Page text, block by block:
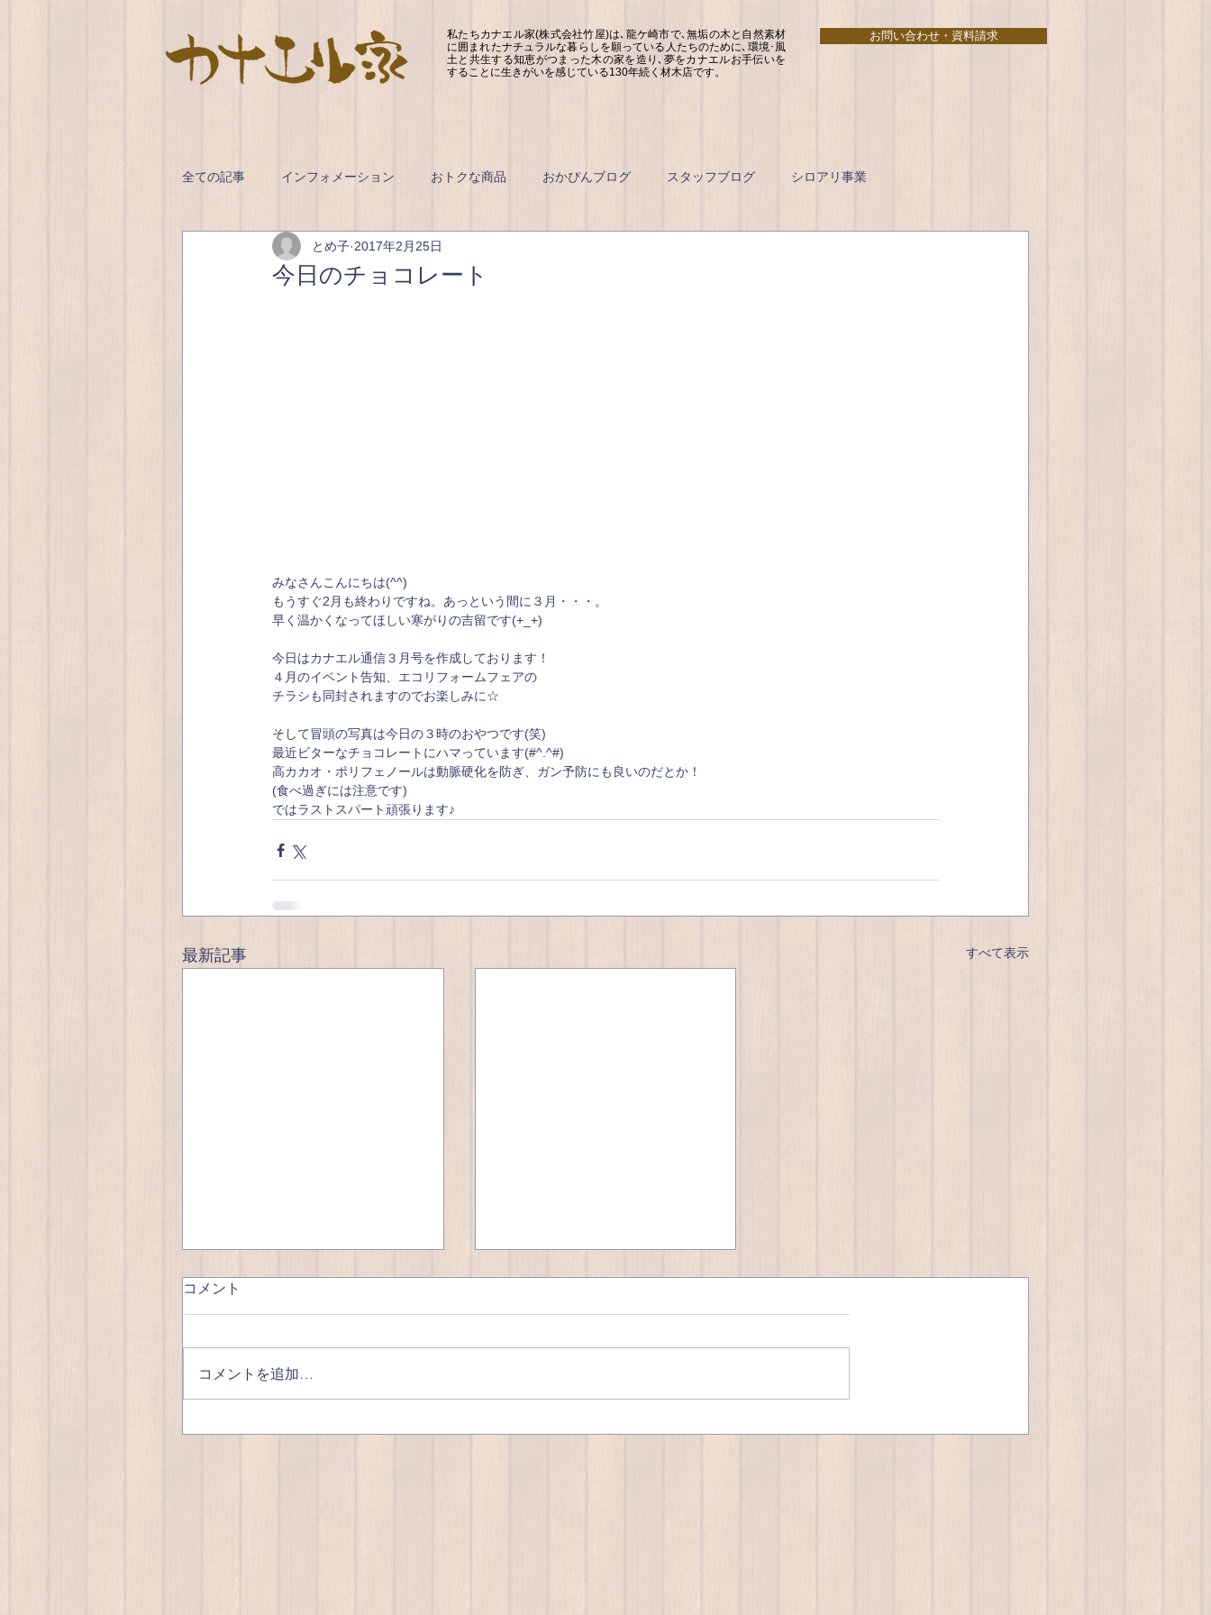
私たちカナエル家(株式会社竹屋)は､龍ケ崎市で､無垢の木と自然素材
に囲まれたナチュラルな暮らしを願っている人たちのために､環境･風
土と共生する知恵がつまった木の家を造り､夢をカナエルお手伝いを
することに生きがいを感じている130年続く材木店です。
お問い合わせ・資料請求
全ての記事 インフォメーション おトクな商品 おかぴんブログ スタッフブログ シロアリ事業
今日のチョコレート
とめ子 2017年2月25日
みなさんこんにちは(^^)
もうすぐ2月も終わりですね。あっという間に３月・・・。
早く温かくなってほしい寒がりの吉留です(+_+)
今日はカナエル通信３月号を作成しております！
４月のイベント告知、エコリフォームフェアの
チラシも同封されますのでお楽しみに☆
そして冒頭の写真は今日の３時のおやつです(笑)
最近ビターなチョコレートにハマっています(#^.^#)
高カカオ・ポリフェノールは動脈硬化を防ぎ、ガン予防にも良いのだとか！
(食べ過ぎには注意です)
ではラストスパート頑張ります♪
最新記事 すべて表示
優雅な昼呑み🍺
微笑ましい10代＆20代
コメント
コメントを追加…